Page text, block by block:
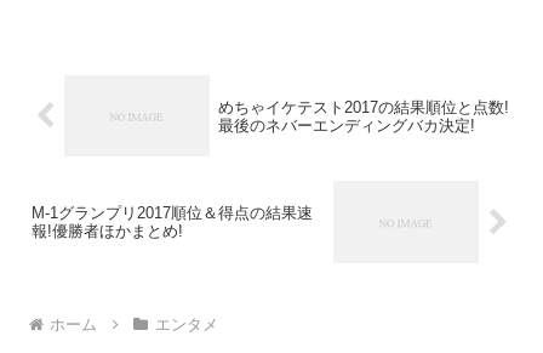
めちゃイケテスト2017の結果順位と点数!
最後のネバーエンディングバカ決定!
M-1グランプリ2017順位＆得点の結果速
報!優勝者ほかまとめ!
ホーム エンタメ